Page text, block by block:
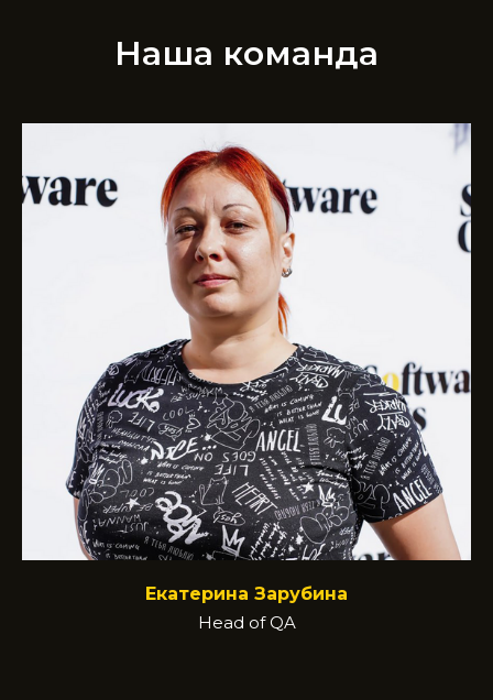
Наша команда
Екатерина Зарубина
Head of QA